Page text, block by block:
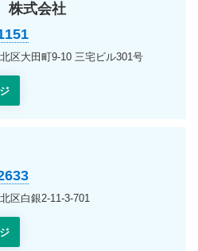
株式会社
区大田町9-10 三宅ビル301号
区白銀2-11-3-701